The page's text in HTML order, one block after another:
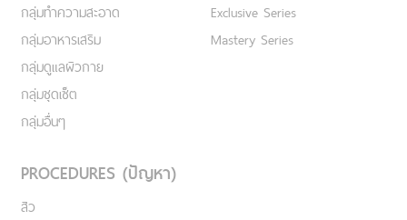
กลุ่มทำความสะอาด
กลุ่มอาหารเสริม
กลุ่มดูแลผิวกาย
กลุ่มชุดเซ็ต
กลุ่มอื่นๆ
Exclusive Series
Mastery Series
PROCEDURES (ปัญหา)
สิว